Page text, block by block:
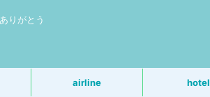
りがとう
airline hotel